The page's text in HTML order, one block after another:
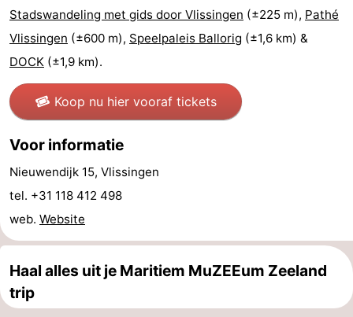
Zeeland
Schouwen-
Duiveland
-
Brouwershaven
-
Bruinisse
-
Zierikzee
-
Natuur
Oosterschelde
-
Burgh
-
Stadswandeling met gids door Vlissingen (±225 m), Pathé
Vlissingen (±600 m), Speelpaleis Ballorig (±1,6 km) &
DOCK (±1,9 km).
Koop nu hier vooraf tickets
Voor informatie
Nieuwendijk 15, Vlissingen
tel. +31 118 412 498
web. Website
Haal alles uit je Maritiem MuZEEum Zeeland
trip